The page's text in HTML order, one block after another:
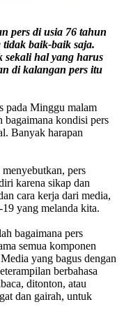
pers di usia 76 tahun
baik-baik saja.
sekali hal yang harus
di kalangan pers itu
pada Minggu malam
bagaimana kondisi pers
Banyak harapan
pers
karena sikap dan
cara kerja dari media,
yang melanda kita.
bagaimana pers
semua komponen
yang bagus dengan
berbahasa
ditonton, atau
dan gairah, untuk